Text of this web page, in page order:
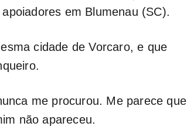
em Blumenau (SC).
cidade de Vorcaro, e que
me procurou. Me parece que
não apareceu.